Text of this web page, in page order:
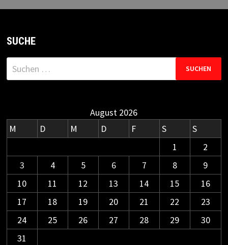
SUCHE
Suchen
nach:
August 2026
M
D M D F S
S
1
2
3
4 5 6 7 8
9
10
11 12 13 14 15
16
17
18 19 20 21 22
23
24
25 26 27 28 29
30
31